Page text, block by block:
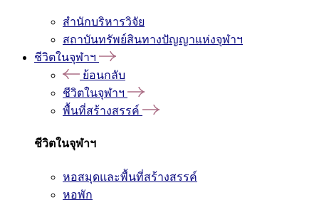
สำนักบริหารวิจัย
สถาบันทรัพย์สินทางปัญญาแห่งจุฬาฯ
ชีวิตในจุฬาฯ
ย้อนกลับ
ชีวิตในจุฬาฯ
พื้นที่สร้างสรรค์
ชีวิตในจุฬาฯ
หอสมุดและพื้นที่สร้างสรรค์
หอพัก